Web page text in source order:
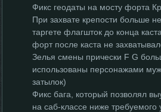
Фикс геодаты на мосту форта
При захвате крепости больше
таргете флагшток до конца
форт после каста не
Зелья смены прически F G
использованы персонажами
затылок)
Фикс бага, который позволял
на саб-классе ниже требуемого